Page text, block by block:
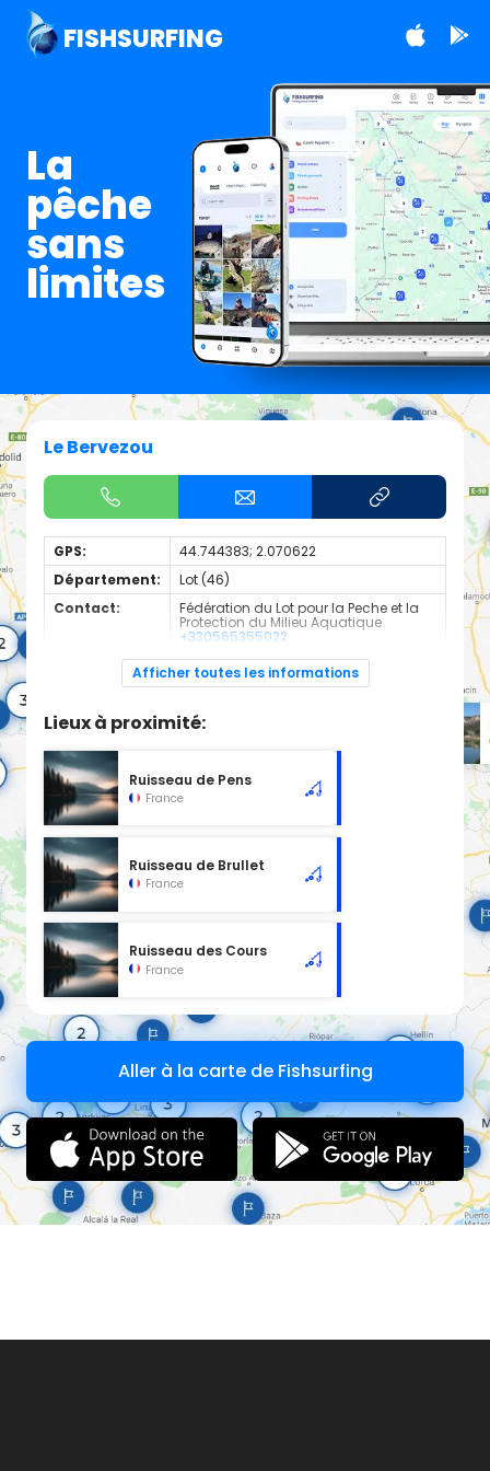
FISHSURFING
La
pêche
sans
limites
Le Bervezou
GPS:
44.744383; 2.070622
Département:
Lot (46)
Contact:
Fédération du Lot pour la Peche et la
Protection du Milieu Aquatique
+330565355022
Espèces de
Truite Fario
catégorie piscicole à cet emplacement.
Afficher toutes les informations
Lieux à proximité:
Ruisseau de Pens
France
Ruisseau de Brullet
France
Ruisseau des Cours
France
Aller à la carte de Fishsurfing